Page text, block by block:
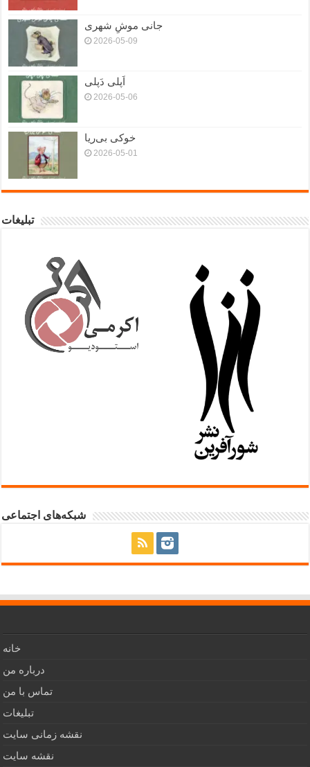
جانی موشِ شهری
2026-05-09
اَپلی دَپلی
2026-05-06
خوکی بی‌ریا
2026-05-01
تبلیغات
شبکه‌های اجتماعی
خانه
درباره من
تماس با من
تبلیغات
نقشه زمانی سایت
نقشه سایت